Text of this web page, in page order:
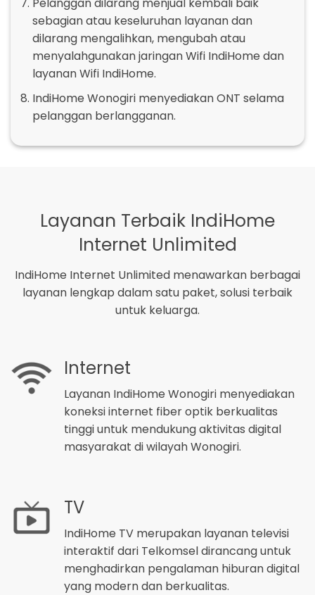
sebagian atau keseluruhan layanan dan
dilarang mengalihkan, mengubah atau
menyalahgunakan jaringan Wifi IndiHome dan
layanan Wifi IndiHome.
IndiHome Wonogiri menyediakan ONT selama
pelanggan berlangganan.
Layanan Terbaik IndiHome
Internet Unlimited
IndiHome Internet Unlimited menawarkan berbagai
layanan lengkap dalam satu paket, solusi terbaik
untuk keluarga.
Internet
Layanan IndiHome Wonogiri menyediakan
koneksi internet fiber optik berkualitas
tinggi untuk mendukung aktivitas digital
masyarakat di wilayah Wonogiri.
TV
IndiHome TV merupakan layanan televisi
interaktif dari Telkomsel dirancang untuk
menghadirkan pengalaman hiburan digital
yang modern dan berkualitas.